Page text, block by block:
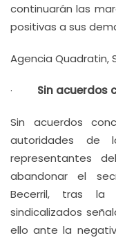
continuarán las
positivas a sus
Agencia Quadratin,
· Sin acuerdos
Sin acuerdos
autoridades de
representantes
abandonar el
Becerril, tras la
sindicalizados
ello ante la